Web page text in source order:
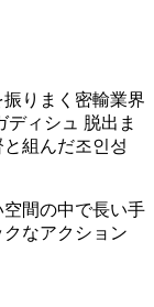
りまく密輸業界
ィシュ 脱出ま
組んだ조인성
間の中で長い手
なアクション